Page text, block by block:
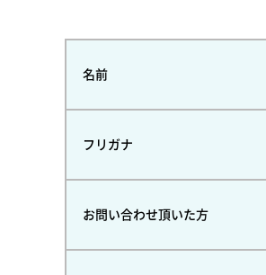
名前
フリガナ
お問い合わせ頂いた方